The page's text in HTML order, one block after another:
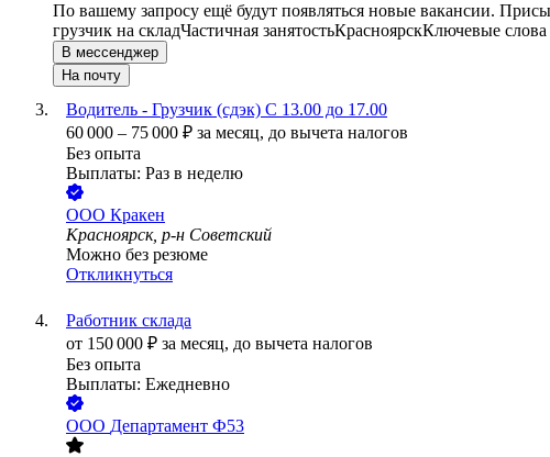
По вашему запросу ещё будут появляться новые вакансии.
грузчик на складЧастичная занятостьКрасноярскКлючевые слова
В мессенджер
На почту
Водитель - Грузчик (сдэк) С 13.00 до 17.00
60 000 – 75 000 ₽ за месяц, до вычета налогов
Без опыта
Выплаты: Раз в неделю
ООО Кракен
Красноярск, р-н Советский
Можно без резюме
Откликнуться
Работник склада
от 150 000 ₽ за месяц, до вычета налогов
Без опыта
Выплаты: Ежедневно
ООО Департамент Ф53